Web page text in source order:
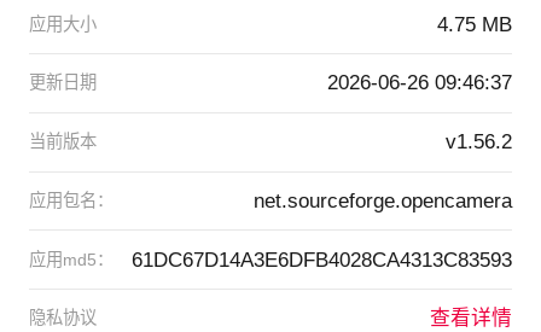
应用大小 4.75 MB
更新日期 2026-06-26 09:46:37
当前版本 v1.56.2
应用包名： net.sourceforge.opencamera
应用md5： 61DC67D14A3E6DFB4028CA4313C83593
隐私协议 查看详情